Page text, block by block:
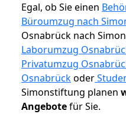
Egal, ob Sie einen
Büroumzug nach
Osnabrück nach
Laborumzug
Privatumzug
Osnabrückoder
Simonstiftung planen
Angebotefür Sie.